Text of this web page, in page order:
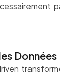
Données